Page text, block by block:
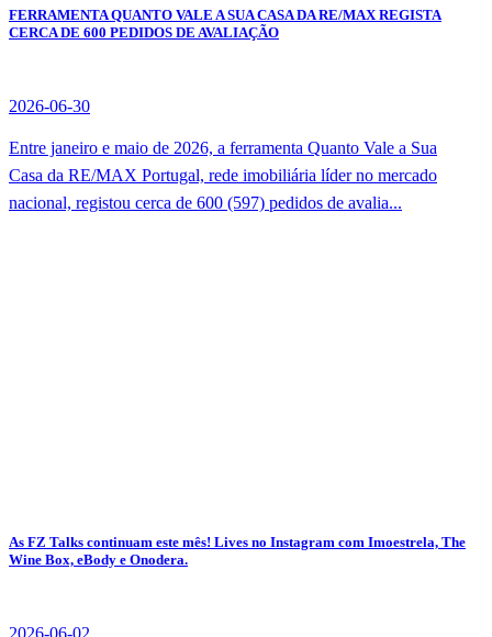
FERRAMENTA QUANTO VALE A SUA CASA DA RE/MAX REGISTA
CERCA DE 600 PEDIDOS DE AVALIAÇÃO
2026-06-30
Entre janeiro e maio de 2026, a ferramenta Quanto Vale a Sua
Casa da RE/MAX Portugal, rede imobiliária líder no mercado
nacional, registou cerca de 600 (597) pedidos de avalia...
As FZ Talks continuam este mês! Lives no Instagram com Imoestrela, The
Wine Box, eBody e Onodera.
2026-06-02